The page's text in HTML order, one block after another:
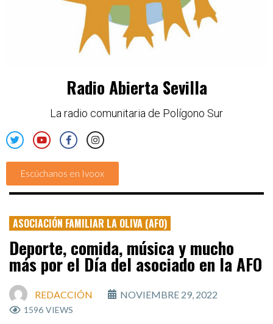
Radio Abierta Sevilla
La radio comunitaria de Polígono Sur
Escúchanos en Ivoox
ASOCIACIÓN FAMILIAR LA OLIVA (AFO)
Deporte, comida, música y mucho
más por el Día del asociado en la AFO
REDACCIÓN NOVIEMBRE 29, 2022
1596 VIEWS